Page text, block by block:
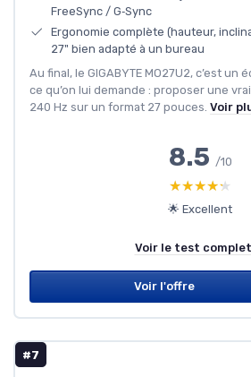
FreeSync / G‑Sync
Ergonomie complète (hauteur,
27" bien adapté à un bureau
Au final, le GIGABYTE MO27U2, c’est un
ce qu’on lui demande : proposer une
240 Hz sur un format 27 pouces. Voir
8.5 /10
★★★★★
★★★★★
🌟 Excellent
Voir le test
Voir l'offre
#7